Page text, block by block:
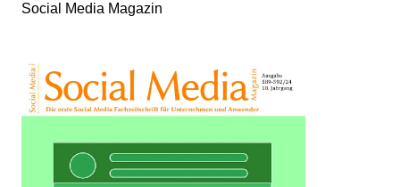
Social Media Magazin